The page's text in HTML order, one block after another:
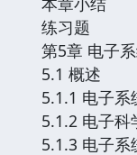
练习题
第5章 电子
5.1 概述
5.1.1 电子系
5.1.2 电子科
5.1.3 电子系